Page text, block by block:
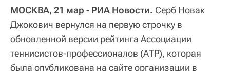
МОСКВА, 21 мар - РИА Новости. Серб Новак
Джокович вернулся на первую строчку в
обновленной версии рейтинга Ассоциации
теннисистов-профессионалов (АТР), которая
была опубликована на сайте организации в